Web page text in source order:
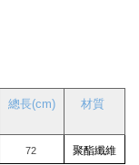
總長(cm) 材質
72 聚酯纖維